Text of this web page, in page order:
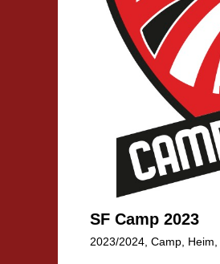
SF Camp 2023
2023/2024 Camp Heim